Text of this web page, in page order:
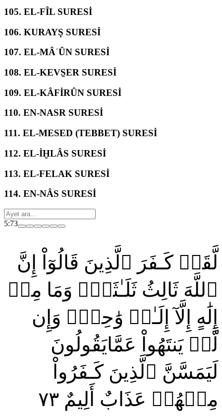
105. EL-FÎL SURESİ
106. KURAYŞ SURESİ
107. EL-MÂʿÛN SURESİ
108. EL-KEVS̱ER SURESİ
109. EL-KÂFİRÛN SURESİ
110. EN-NASR SURESİ
111. EL-MESED (TEBBET) SURESİ
112. EL-İḪLÂS SURESİ
113. EL-FELAK SURESİ
114. EN-NÂS SURESİ
5:73
لَّقَدۡ كَـفَرَ ٱلَّذِينَ قَالُوٓاْ إِنَّ
ٱللَّهَ ثَالِثُ ثَلَـٰثَةٖۘ وَمَا مِنۡ
إِلَٰهٍ إِلَّآ إِلَـٰهٞ وَٰحِدٞۚ وَإِن
لَّمۡ يَنتَهُواْ عَمَّايَقُولُونَ
لَيَمَسَّنَّ ٱلَّذِينَ كَـفَرُواْ
مِنۡهُمۡ عَذَابٌ أَلِيمٌ ٧٣